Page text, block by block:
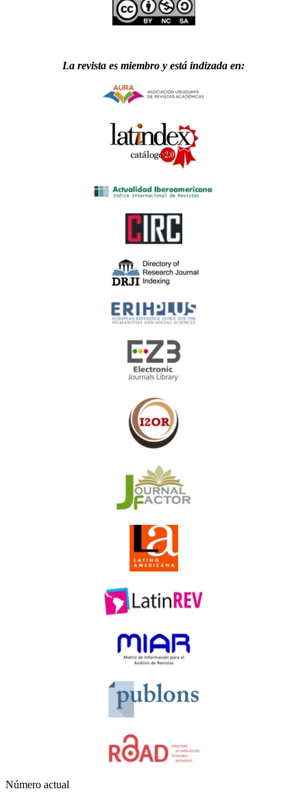
La revista es miembro y está indizada en:
Número actual